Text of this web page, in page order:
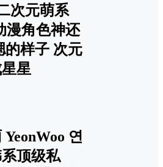
次元萌系
漫角色神还
的样子 次元
星
연
顶级私